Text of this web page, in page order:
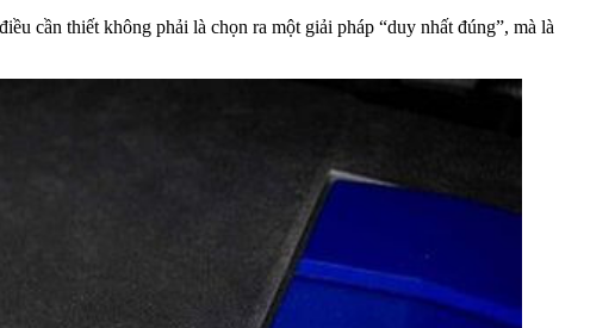
cần thiết không phải là chọn ra một giải pháp “duy nhất đúng”, mà là